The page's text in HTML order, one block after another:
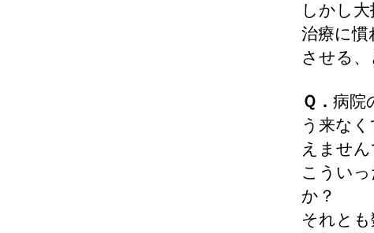
しかし
治療に慣
させる
Ｑ． 病院
う来な
えません
こうい
か？
それと